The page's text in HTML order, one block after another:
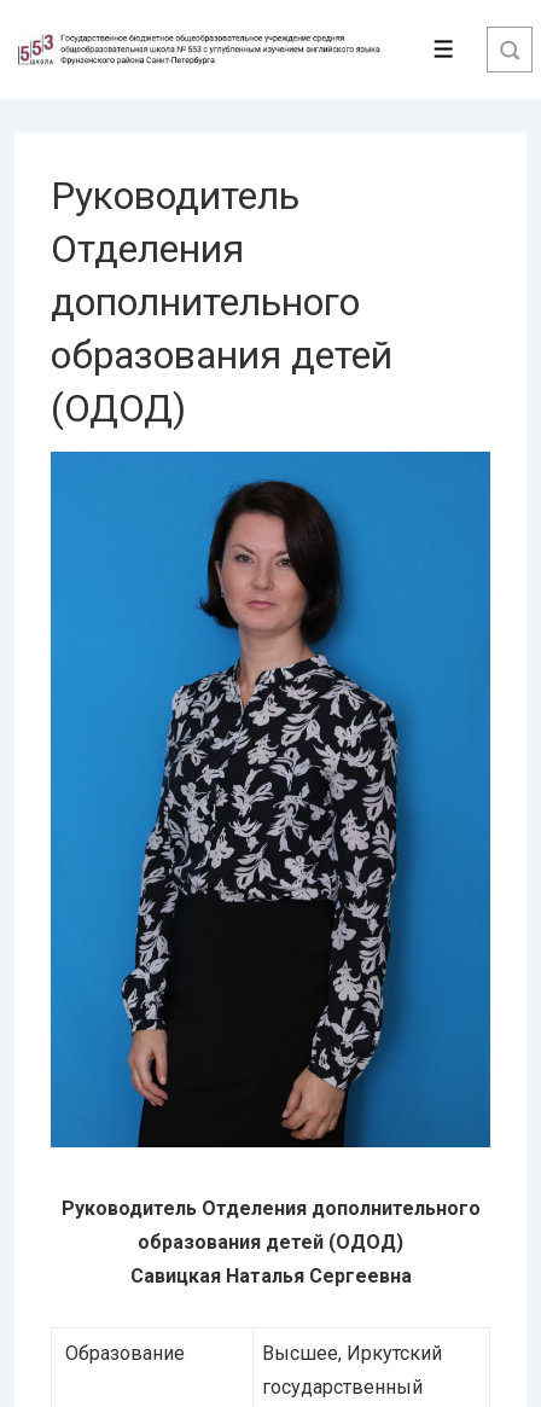
Перейти
Меню
Руководитель
Отделения
дополнительного
образования детей
(ОДОД)
Руководитель Отделения дополнительного
образования детей (ОДОД)
Савицкая Наталья Сергеевна
Образование
Высшее, Иркутский
государственный